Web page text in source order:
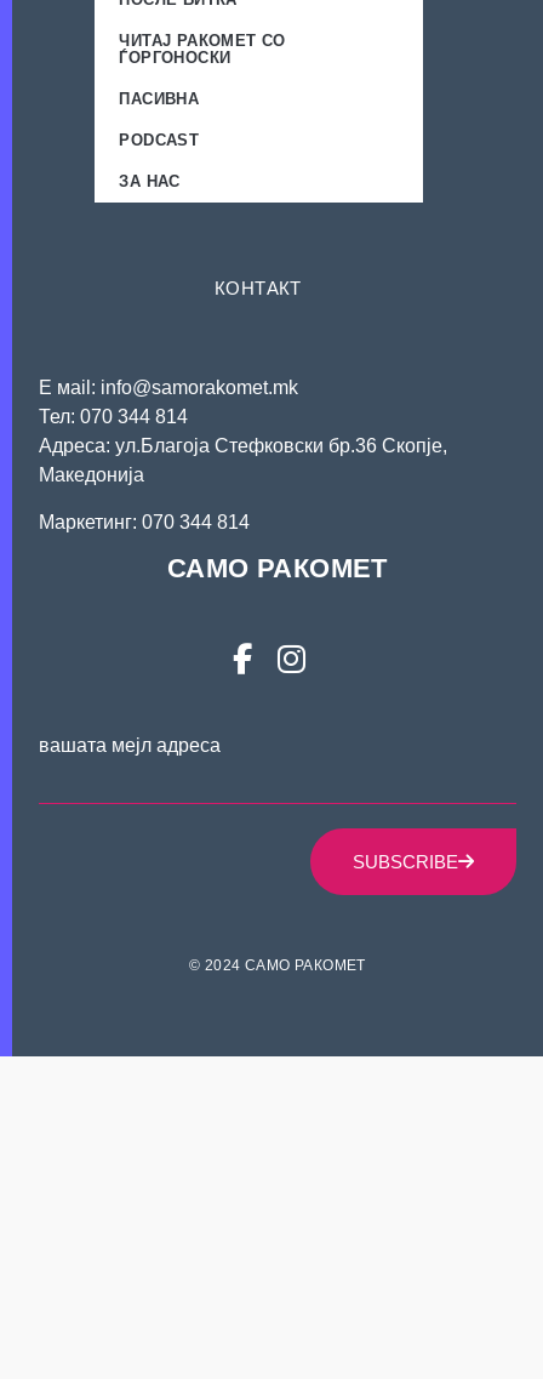
ЧИТАЈ РАКОМЕТ СО
ЃОРГОНОСКИ
ПАСИВНА
PODCAST
ЗА НАС
КОНТАКТ
Е мail: info@samorakomet.mk
Тел: 070 344 814
Адреса: ул.Благоја Стефковски бр.36 Скопје,
Македонија
Mаркетинг: 070 344 814
САМО РАКОМЕТ
вашата мејл адреса
SUBSCRIBE
© 2024 САМО РАКОМЕТ